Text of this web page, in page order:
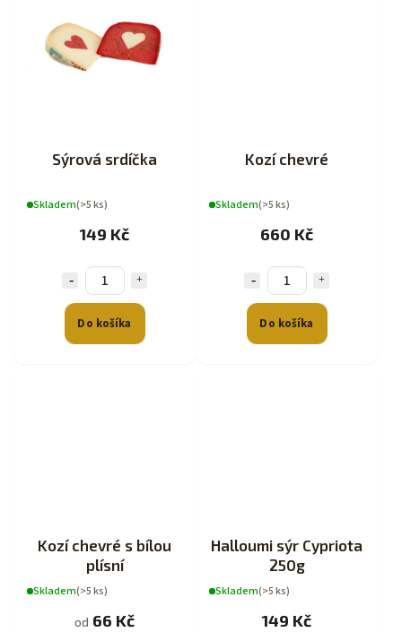
Sýrová srdíčka
Skladem(>5 ks)
149 Kč
Do košíka
Kozí chevré
Skladem(>5 ks)
660 Kč
Do košíka
Kozí chevré s bílou
plísní
Skladem(>5 ks)
od 66 Kč
Halloumi sýr Cypriota
250g
Skladem(>5 ks)
149 Kč